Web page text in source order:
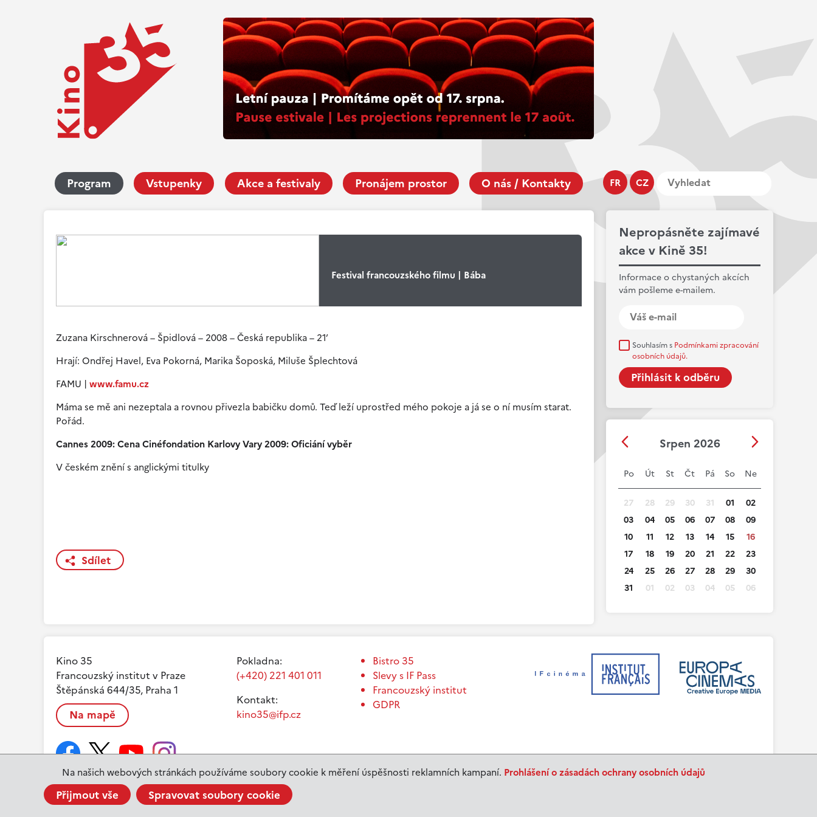
Na našich webových stránkách používáme soubory cookie k měření úspěšnosti reklamních kampaní. Prohlášení o zásadách ochrany osobních údajů
Přijmout vše Spravovat soubory cookie
FR CZ
Program Vstupenky Akce a festivaly Pronájem prostor O nás / Kontakty
Nepropásněte zajímavé
akce v Kině 35!
Informace o chystaných akcích
vám pošleme e-mailem.
Souhlasím s Podmínkami zpracování
osobních údajů.
Srpen 2026
Po Út St Čt Pá So Ne
27 28 29 30 31 01
02
03
04 05 06 07 08
09
10
11 12 13 14 15
16
17
18 19 20 21 22
23
24
25 26 27 28 29
30
31
01 02 03 04 05 06
Festival francouzského filmu | Bába
Zuzana Kirschnerová – Špidlová – 2008 – Česká republika – 21’
Hrají: Ondřej Havel, Eva Pokorná, Marika Šoposká, Miluše Šplechtová
FAMU | www.famu.cz
Máma se mě ani nezeptala a rovnou přivezla babičku domů. Teď leží uprostřed mého pokoje a já se o ní musím starat.
Pořád.
Cannes 2009: Cena Cinéfondation Karlovy Vary 2009: Oficiání vyběr
V českém znění s anglickými titulky
Sdílet
Kino 35
Francouzský institut v Praze
Štěpánská 644/35, Praha 1
Na mapě
Pokladna:
(+420) 221 401 011
Kontakt:
kino35@ifp.cz
Bistro 35
Slevy s IF Pass
Francouzský institut
GDPR
© 2023 Institut français de Prague |www.ifp.cz